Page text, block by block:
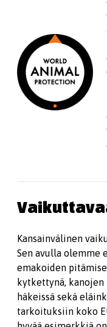
Kansainvälinen
Sen avulla olemme
emakoiden
kytkettynä,
häkeissä sekä
tarkoituksiin koko